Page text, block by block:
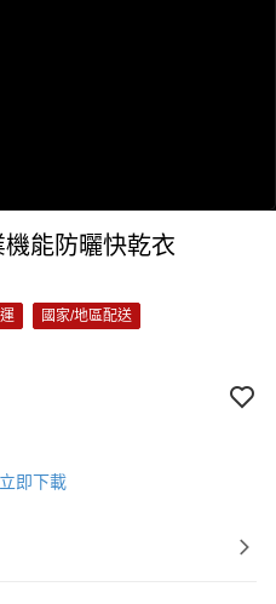
能防曬快乾衣
國家/地區配送
立即下載